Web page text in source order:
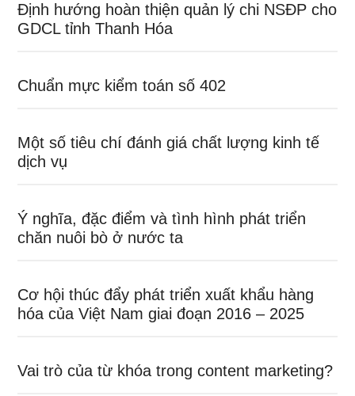
Định hướng hoàn thiện quản lý chi NSĐP cho
GDCL tỉnh Thanh Hóa
Chuẩn mực kiểm toán số 402
Một số tiêu chí đánh giá chất lượng kinh tế
dịch vụ
Ý nghĩa, đặc điểm và tình hình phát triển
chăn nuôi bò ở nước ta
Cơ hội thúc đẩy phát triển xuất khẩu hàng
hóa của Việt Nam giai đoạn 2016 – 2025
Vai trò của từ khóa trong content marketing?